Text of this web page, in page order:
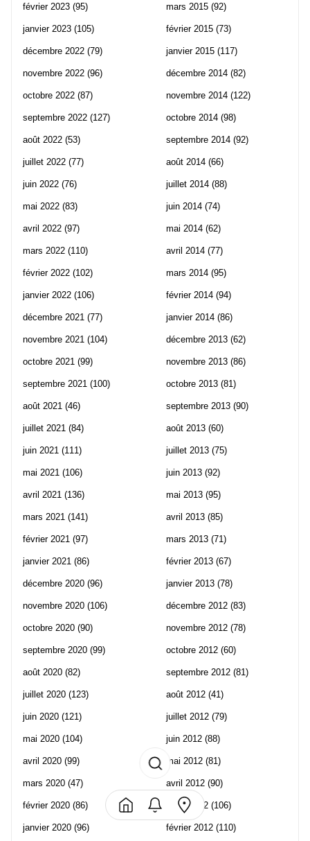
février 2023 (95)
janvier 2023 (105)
décembre 2022 (79)
novembre 2022 (96)
octobre 2022 (87)
septembre 2022 (127)
août 2022 (53)
juillet 2022 (77)
juin 2022 (76)
mai 2022 (83)
avril 2022 (97)
mars 2022 (110)
février 2022 (102)
janvier 2022 (106)
décembre 2021 (77)
novembre 2021 (104)
octobre 2021 (99)
septembre 2021 (100)
août 2021 (46)
juillet 2021 (84)
juin 2021 (111)
mai 2021 (106)
avril 2021 (136)
mars 2021 (141)
février 2021 (97)
janvier 2021 (86)
décembre 2020 (96)
novembre 2020 (106)
octobre 2020 (90)
septembre 2020 (99)
août 2020 (82)
juillet 2020 (123)
juin 2020 (121)
mai 2020 (104)
avril 2020 (99)
mars 2020 (47)
février 2020 (86)
janvier 2020 (96)
mars 2015 (92)
février 2015 (73)
janvier 2015 (117)
décembre 2014 (82)
novembre 2014 (122)
octobre 2014 (98)
septembre 2014 (92)
août 2014 (66)
juillet 2014 (88)
juin 2014 (74)
mai 2014 (62)
avril 2014 (77)
mars 2014 (95)
février 2014 (94)
janvier 2014 (86)
décembre 2013 (62)
novembre 2013 (86)
octobre 2013 (81)
septembre 2013 (90)
août 2013 (60)
juillet 2013 (75)
juin 2013 (92)
mai 2013 (95)
avril 2013 (85)
mars 2013 (71)
février 2013 (67)
janvier 2013 (78)
décembre 2012 (83)
novembre 2012 (78)
octobre 2012 (60)
septembre 2012 (81)
août 2012 (41)
juillet 2012 (79)
juin 2012 (88)
mai 2012 (81)
avril 2012 (90)
mars 2012 (106)
février 2012 (110)